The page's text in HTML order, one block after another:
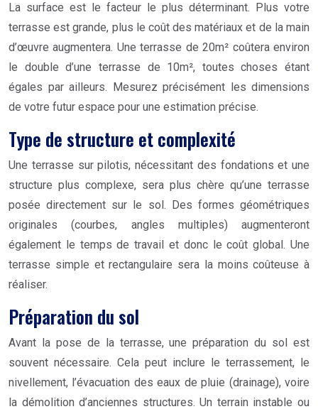
La surface est le facteur le plus déterminant. Plus votre
terrasse est grande, plus le coût des matériaux et de la main
d’œuvre augmentera. Une terrasse de 20m² coûtera environ
le double d’une terrasse de 10m², toutes choses étant
égales par ailleurs. Mesurez précisément les dimensions
de votre futur espace pour une estimation précise.
Type de structure et complexité
Une terrasse sur pilotis, nécessitant des fondations et une
structure plus complexe, sera plus chère qu’une terrasse
posée directement sur le sol. Des formes géométriques
originales (courbes, angles multiples) augmenteront
également le temps de travail et donc le coût global. Une
terrasse simple et rectangulaire sera la moins coûteuse à
réaliser.
Préparation du sol
Avant la pose de la terrasse, une préparation du sol est
souvent nécessaire. Cela peut inclure le terrassement, le
nivellement, l’évacuation des eaux de pluie (drainage), voire
la démolition d’anciennes structures. Un terrain instable ou